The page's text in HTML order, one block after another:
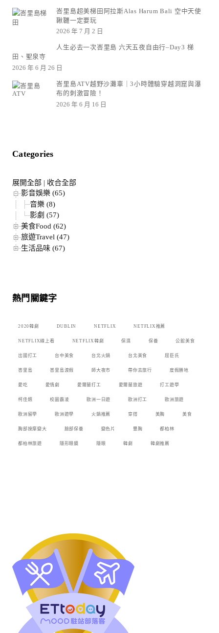
峇里島超美梯田阿拉斯Alas Harum Bali 空中天使
鞦韆一定要玩
2026 年 7 月 2 日
人生必去一次峇里島 六天五夜自由行–Day3 梯
田、聖泉寺
2026 年 6 月 26 日
峇里島ATV越野沙灘車｜3小時體驗穿越洞窟與瀑
布的刺激冒險！
2026 年 6 月 16 日
Categories
展開全部 | 收合全部
影音娛樂 (65)
音樂 (8)
影劇 (57)
美食Food (62)
旅遊Travel (47)
生活品味 (67)
熱門關鍵字
2020韓劇 DUBLIN NETFLIX NETFLIX推薦
NETFLIX線上看 NETFLIX韓劇 保濕 保養 公館美食
出國打工 台中美食 台北火鍋 台北美食 屈臣氏
峇里島 峇里島渡假 師大夜市 帶你去旅行 度假勝地
愛吃 愛情劇 愛爾蘭打工 愛爾蘭旅遊 打工遊學
柯佳嬿 校園霸凌 歐洲一日遊 歐洲打工 歐洲旅遊
歐洲留學 歐洲遊學 火鍋推薦 穿搭 美胸 美食
胸部按摩變大 臉部保養 變色片 豐胸 都柏林
都柏林旅遊 隱形眼鏡 隱眼 韓劇 韓劇推薦